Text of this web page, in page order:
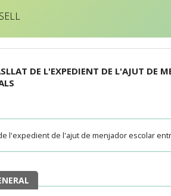
DE L'EXPEDIENT DE L'AJUT DE
l'expedient de l'ajut de menjador escolar